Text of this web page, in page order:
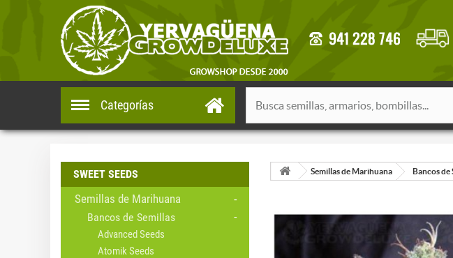
Categorías
SWEET SEEDS
Semillas de Marihuana
Bancos de Semillas
Advanced Seeds
Atomik Seeds
Semillas de Marihuana Bancos de